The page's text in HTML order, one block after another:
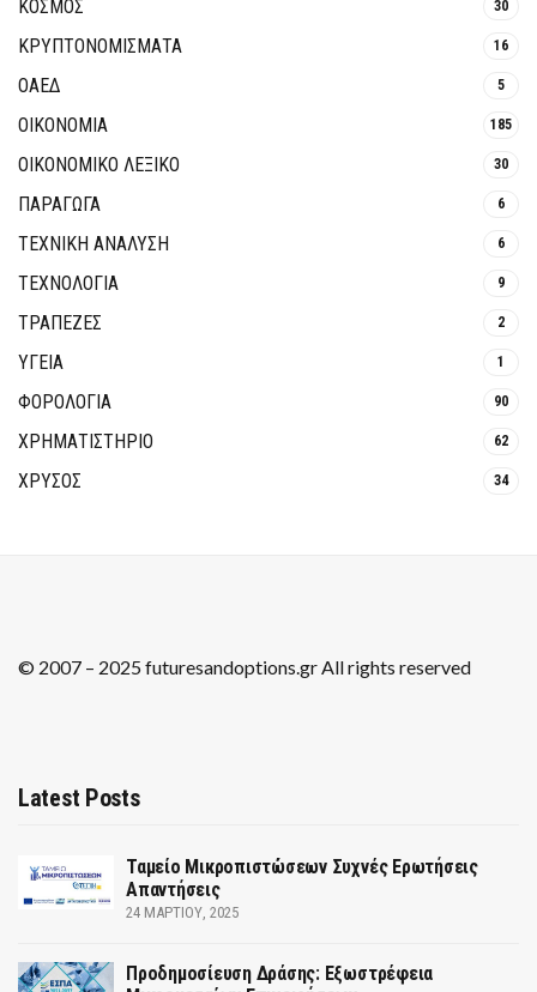
ΚΟΣΜΟΣ 30
ΚΡΥΠΤΟΝΟΜΊΣΜΑΤΑ 16
ΟΑΕΔ 5
ΟΙΚΟΝΟΜΙΑ 185
ΟΙΚΟΝΟΜΙΚΟ ΛΕΞΙΚΟ 30
ΠΑΡΑΓΩΓΑ 6
ΤΕΧΝΙΚΗ ΑΝΑΛΥΣΗ 6
ΤΕΧΝΟΛΟΓΙΑ 9
ΤΡΆΠΕΖΕΣ 2
ΥΓΕΙΑ 1
ΦΟΡΟΛΟΓΙΑ 90
ΧΡΗΜΑΤΙΣΤΗΡΙΟ 62
ΧΡΥΣΟΣ 34
© 2007 – 2025 futuresandoptions.gr All rights reserved
Latest Posts
Ταμείο Μικροπιστώσεων Συχνές Ερωτήσεις
Απαντήσεις
24 ΜΑΡΤΊΟΥ, 2025
Προδημοσίευση Δράσης: Εξωστρέφεια